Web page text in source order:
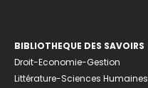
BIBLIOTHEQUE DES SAVOIRS
Droit-Economie-Gestion
Littérature-Sciences Humaines